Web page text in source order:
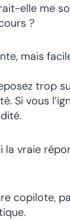
elle me
?
mais
trop
Si vous
la vraie
copilote,